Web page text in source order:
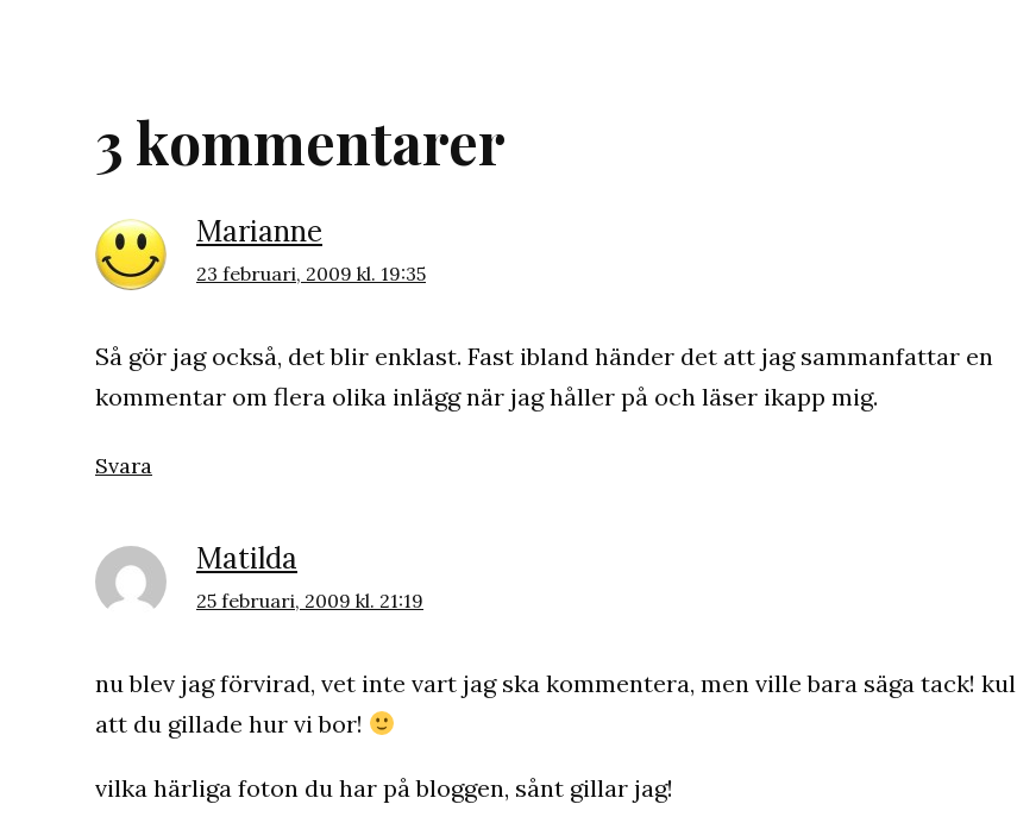
3 kommentarer
Marianne
23 februari, 2009 kl. 19:35
Så gör jag också, det blir enklast. Fast ibland händer det att jag sammanfattar en
kommentar om flera olika inlägg när jag håller på och läser ikapp mig.
Svara
Matilda
25 februari, 2009 kl. 21:19
nu blev jag förvirad, vet inte vart jag ska kommentera, men ville bara säga tack! kul
att du gillade hur vi bor!
vilka härliga foton du har på bloggen, sånt gillar jag!